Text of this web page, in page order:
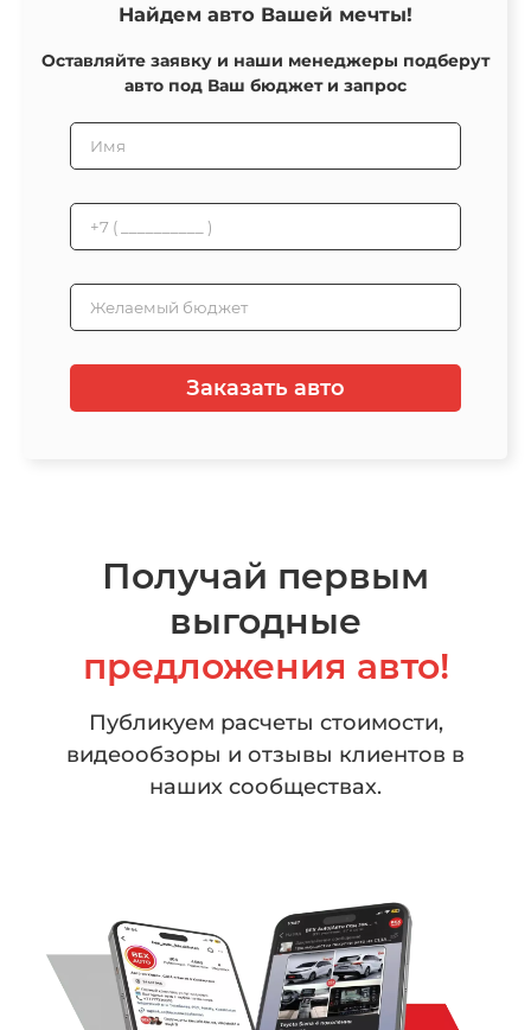
Найдем авто Вашей мечты!
Оставляйте заявку и наши менеджеры подберут
авто под Ваш бюджет и запрос
Заказать авто
Получай первым
выгодные
предложения авто!
Публикуем расчеты стоимости,
видеообзоры и отзывы клиентов в
наших сообществах.